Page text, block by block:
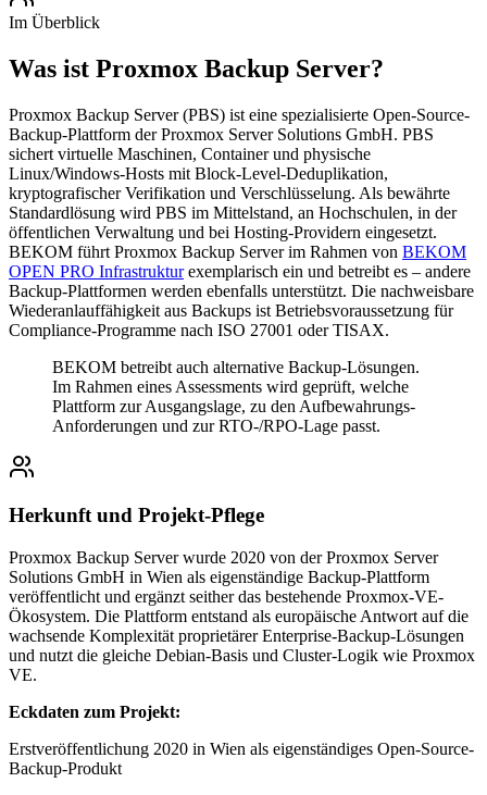
Im Überblick
Was ist Proxmox Backup Server?
Proxmox Backup Server (PBS) ist eine spezialisierte Open-Source-
Backup-Plattform der Proxmox Server Solutions GmbH. PBS
sichert virtuelle Maschinen, Container und physische
Linux/Windows-Hosts mit Block-Level-Deduplikation,
kryptografischer Verifikation und Verschlüsselung. Als bewährte
Standardlösung wird PBS im Mittelstand, an Hochschulen, in der
öffentlichen Verwaltung und bei Hosting-Providern eingesetzt.
BEKOM führt Proxmox Backup Server im Rahmen von BEKOM
OPEN PRO Infrastrukturexemplarisch ein und betreibt es – andere
Backup-Plattformen werden ebenfalls unterstützt. Die nachweisbare
Wiederanlauffähigkeit aus Backups ist Betriebsvoraussetzung für
Compliance-Programme nach ISO 27001 oder TISAX.
BEKOM betreibt auch alternative Backup-Lösungen.
Im Rahmen eines Assessments wird geprüft, welche
Plattform zur Ausgangslage, zu den Aufbewahrungs-
Anforderungen und zur RTO-/RPO-Lage passt.
Herkunft und Projekt-Pflege
Proxmox Backup Server wurde 2020 von der Proxmox Server
Solutions GmbH in Wien als eigenständige Backup-Plattform
veröffentlicht und ergänzt seither das bestehende Proxmox-VE-
Ökosystem. Die Plattform entstand als europäische Antwort auf die
wachsende Komplexität proprietärer Enterprise-Backup-Lösungen
und nutzt die gleiche Debian-Basis und Cluster-Logik wie Proxmox
VE.
Eckdaten zum Projekt:
Erstveröffentlichung 2020 in Wien als eigenständiges Open-Source-
Backup-Produkt